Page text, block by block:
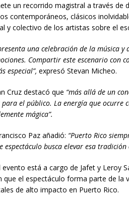
un recorrido magistral a través de
contemporáneos, clásicos
y colectivo de los artistas sobre el
una celebración de la música
Compartir este escenario con
especial”, expresó Stevan Micheo.
Cruz destacó que “más allá de un
el público. La energía que ocurre
mágica”.
Paz añadió: “Puerto Rico
espectáculo busca elevar esa
está a cargo de Jafet y Leroy
que el espectáculo forma parte de la
de alto impacto en Puerto Rico.